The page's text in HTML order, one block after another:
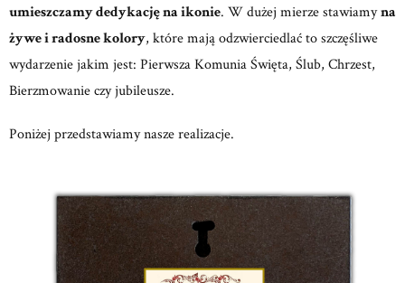
umieszczamy dedykację na ikonie. W dużej mierze stawiamyna
żywe i radosne kolory, które mają odzwierciedlać to szczęśliwe
wydarzenie jakim jest: Pierwsza Komunia Święta, Ślub, Chrzest,
Bierzmowanie czy jubileusze.
Poniżej przedstawiamy nasze realizacje.